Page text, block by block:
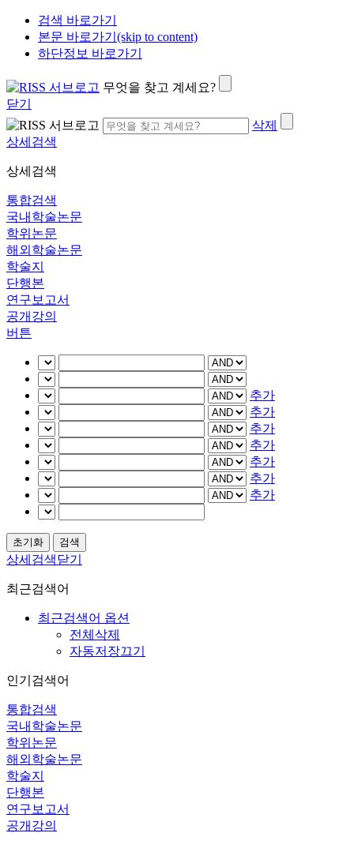
검색 바로가기
본문 바로가기(skip to content)
하단정보 바로가기
무엇을 찾고 계세요?
닫기
삭제
상세검색
상세검색
통합검색
국내학술논문
학위논문
해외학술논문
학술지
단행본
연구보고서
공개강의
버튼
추가
추가
추가
추가
추가
추가
추가
상세검색닫기
최근검색어
최근검색어 옵션
전체삭제
자동저장끄기
인기검색어
통합검색
국내학술논문
학위논문
해외학술논문
학술지
단행본
연구보고서
공개강의